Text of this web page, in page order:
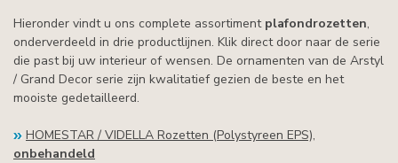
Hieronder vindt u ons complete assortiment plafondrozetten,
onderverdeeld in drie productlijnen. Klik direct door naar de serie
die past bij uw interieur of wensen. De ornamenten van de Arstyl
/ Grand Decor serie zijn kwalitatief gezien de beste en het
mooiste gedetailleerd.
HOMESTAR / VIDELLA Rozetten (Polystyreen EPS),
onbehandeld